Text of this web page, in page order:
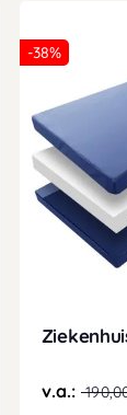
-38%
v.a.: